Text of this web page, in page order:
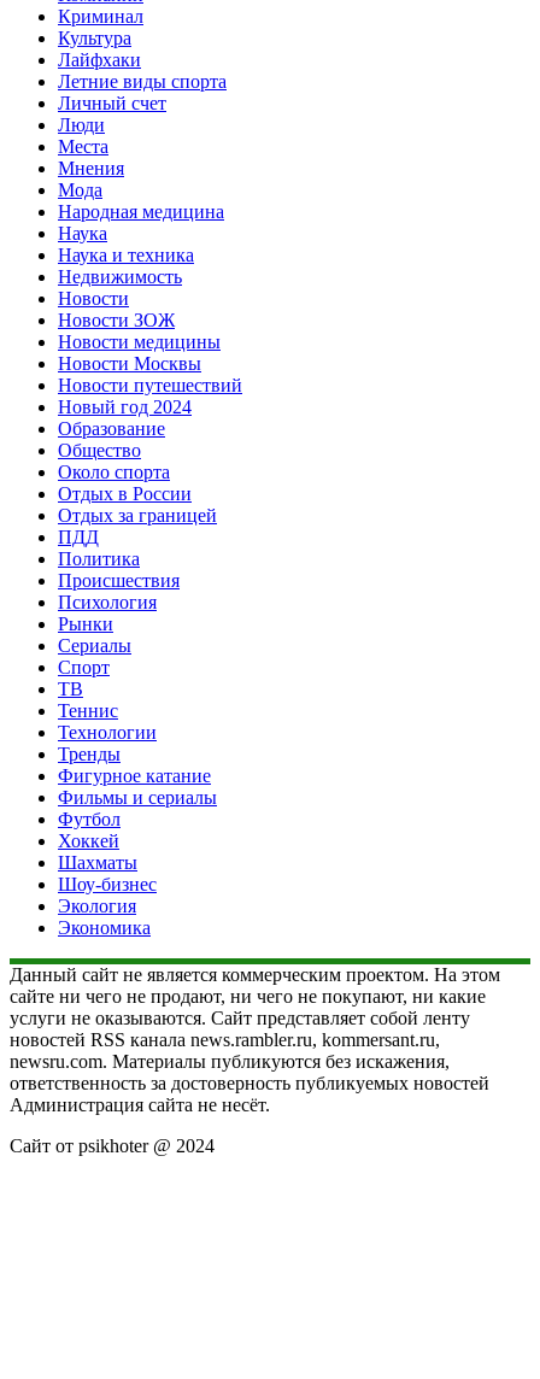
Криминал
Культура
Лайфхаки
Летние виды спорта
Личный счет
Люди
Места
Мнения
Мода
Народная медицина
Наука
Наука и техника
Недвижимость
Новости
Новости ЗОЖ
Новости медицины
Новости Москвы
Новости путешествий
Новый год 2024
Образование
Общество
Около спорта
Отдых в России
Отдых за границей
ПДД
Политика
Происшествия
Психология
Рынки
Сериалы
Спорт
ТВ
Теннис
Технологии
Тренды
Фигурное катание
Фильмы и сериалы
Футбол
Хоккей
Шахматы
Шоу-бизнес
Экология
Экономика
Данный сайт не является коммерческим проектом. На этом
сайте ни чего не продают, ни чего не покупают, ни какие
услуги не оказываются. Сайт представляет собой ленту
новостей RSS канала news.rambler.ru, kommersant.ru,
newsru.com. Материалы публикуются без искажения,
ответственность за достоверность публикуемых новостей
Администрация сайта не несёт.
Сайт от psikhoter @ 2024